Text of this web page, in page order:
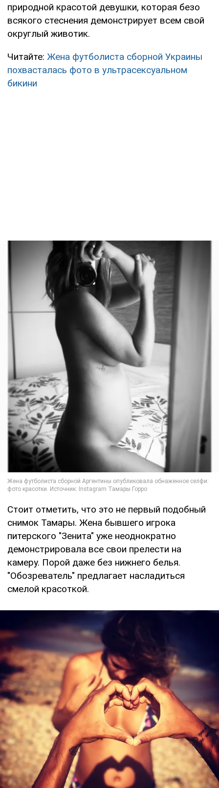
природной красотой девушки, которая безо
всякого стеснения демонстрирует всем свой
округлый животик.
Читайте: Жена футболиста сборной Украины
похвасталась фото в ультрасексуальном
бикини
Стоит отметить, что это не первый подобный
снимок Тамары. Жена бывшего игрока
питерского "Зенита" уже неоднократно
демонстрировала все свои прелести на
камеру. Порой даже без нижнего белья.
"Обозреватель" предлагает насладиться
смелой красоткой.